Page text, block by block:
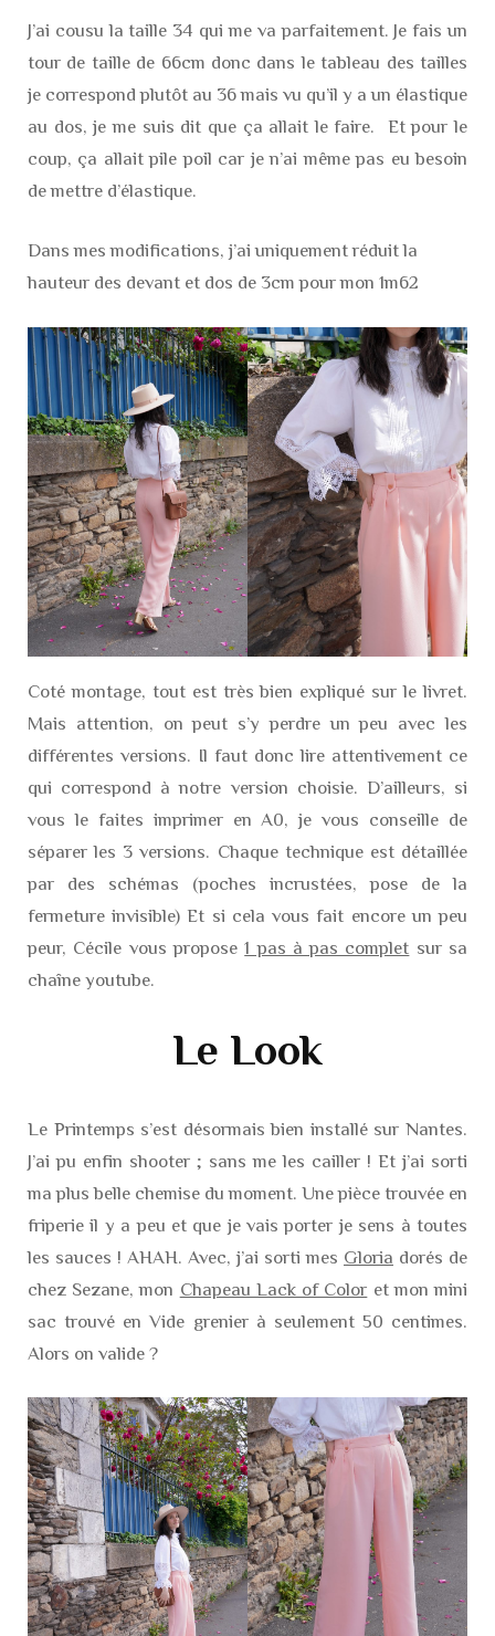
J’ai cousu la taille 34 qui me va parfaitement. Je fais un
tour de taille de 66cm donc dans le tableau des tailles
je correspond plutôt au 36 mais vu qu’il y a un élastique
au dos, je me suis dit que ça allait le faire. Et pour le
coup, ça allait pile poil car je n’ai même pas eu besoin
de mettre d’élastique.
Dans mes modifications, j’ai uniquement réduit la
hauteur des devant et dos de 3cm pour mon 1m62
Coté montage, tout est très bien expliqué sur le livret.
Mais attention, on peut s’y perdre un peu avec les
différentes versions. Il faut donc lire attentivement ce
qui correspond à notre version choisie. D’ailleurs, si
vous le faites imprimer en A0, je vous conseille de
séparer les 3 versions. Chaque technique est détaillée
par des schémas (poches incrustées, pose de la
fermeture invisible) Et si cela vous fait encore un peu
peur, Cécile vous propose1 pas à pas complet sur sa
chaîne youtube.
Le Look
Le Printemps s’est désormais bien installé sur Nantes.
J’ai pu enfin shooter ; sans me les cailler ! Et j’ai sorti
ma plus belle chemise du moment. Une pièce trouvée en
friperie il y a peu et que je vais porter je sens à toutes
les sauces ! AHAH. Avec, j’ai sorti mes Gloria dorés de
chez Sezane, mon Chapeau Lack of Color et mon mini
sac trouvé en Vide grenier à seulement 50 centimes.
Alors on valide ?